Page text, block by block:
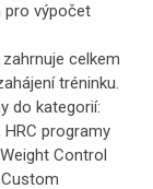
pro výpočet
celkem
tréninku.
do kategorií:
programy
Control